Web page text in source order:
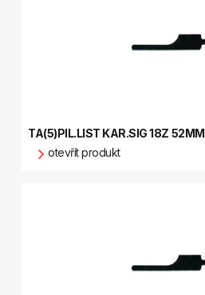
TA(5)PIL.LIST KAR.SIG 18Z 52MM
otevřít produkt